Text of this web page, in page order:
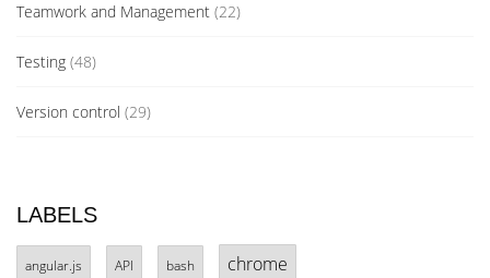
Teamwork and Management (22)
Testing (48)
Version control (29)
LABELS
angular.js API bash chrome